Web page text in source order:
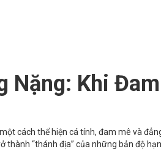
Nặng: Khi
cách thể hiện cá tính, đam mê và
thành “thánh địa” của những bản độ